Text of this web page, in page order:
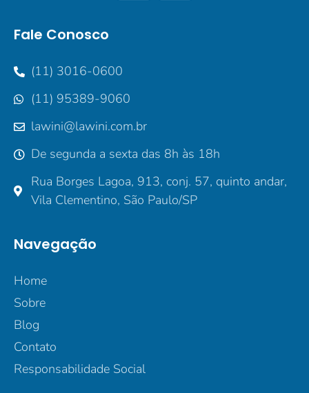
Fale Conosco
(11) 3016-0600
(11) 95389-9060
lawini@lawini.com.br
De segunda a sexta das 8h às 18h
Rua Borges Lagoa, 913, conj. 57, quinto andar,
Vila Clementino, São Paulo/SP
Navegação
Home
Sobre
Blog
Contato
Responsabilidade Social